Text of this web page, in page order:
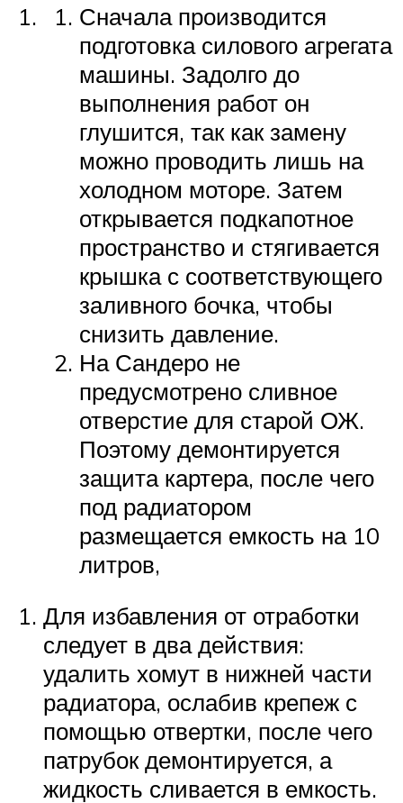
Сначала производится
подготовка силового агрегата
машины. Задолго до
выполнения работ он
глушится, так как замену
можно проводить лишь на
холодном моторе. Затем
открывается подкапотное
пространство и стягивается
крышка с соответствующего
заливного бочка, чтобы
снизить давление.
На Сандеро не
предусмотрено сливное
отверстие для старой ОЖ.
Поэтому демонтируется
защита картера, после чего
под радиатором
размещается емкость на 10
литров,
Для избавления от отработки
следует в два действия:
удалить хомут в нижней части
радиатора, ослабив крепеж с
помощью отвертки, после чего
патрубок демонтируется, а
жидкость сливается в емкость.